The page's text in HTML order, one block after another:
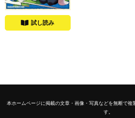
試し読み
本ホームページに掲載の文章・画像・写真などを無断で複
す。